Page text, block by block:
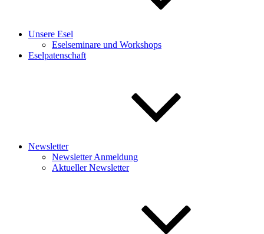
Unsere Esel
Eselseminare und Workshops
Eselpatenschaft
Newsletter
Newsletter Anmeldung
Aktueller Newsletter